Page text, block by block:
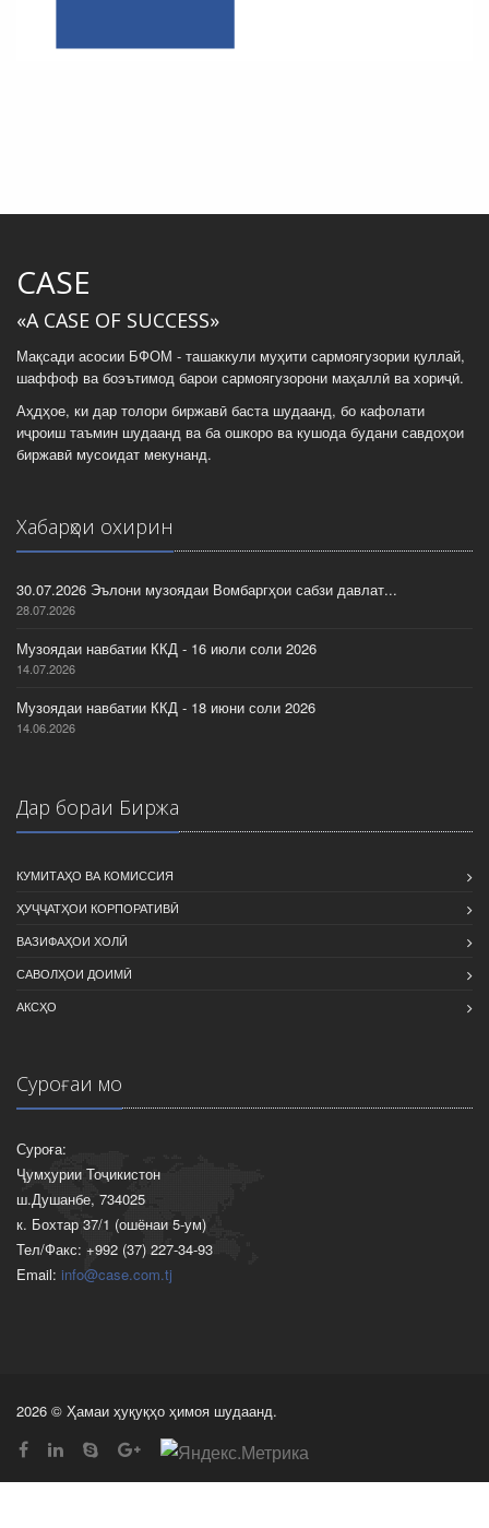
CASE
«A CASE OF SUCCESS»
Мақсади асосии БФОМ - ташаккули муҳити сармоягузории қуллай,
шаффоф ва боэътимод барои сармоягузорони маҳаллӣ ва хориҷӣ.
Аҳдҳое, ки дар толори биржавӣ баста шудаанд, бо кафолати
иҷроиш таъмин шудаанд ва ба ошкоро ва кушода будани савдоҳои
биржавӣ мусоидат мекунанд.
Хабарҳои охирин
30.07.2026 Эълони музоядаи Вомбаргҳои сабзи давлат...
28.07.2026
Музоядаи навбатии ККД - 16 июли соли 2026
14.07.2026
Музоядаи навбатии ККД - 18 июни соли 2026
14.06.2026
Дар бораи Биржа
КУМИТАҲО ВА КОМИССИЯ
ҲУҶҶАТҲОИ КОРПОРАТИВӢ
ВАЗИФАҲОИ ХОЛӢ
САВОЛҲОИ ДОИМӢ
АКСҲО
Суроғаи мо
Суроға:
Ҷумҳурии Тоҷикистон
ш.Душанбе, 734025
к. Бохтар 37/1 (ошёнаи 5-ум)
Тел/Факс: +992 (37) 227-34-93
Email: info@case.com.tj
2026 © Ҳамаи ҳуқуқҳо ҳимоя шудаанд.